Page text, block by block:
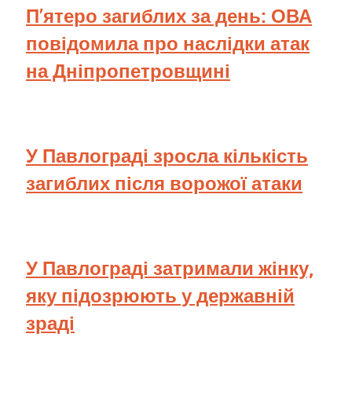
П’ятеро загиблих за день: ОВА
повідомила про наслідки атак
на Дніпропетровщині
У Павлограді зросла кількість
загиблих після ворожої атаки
У Павлограді затримали жінку,
яку підозрюють у державній
зраді